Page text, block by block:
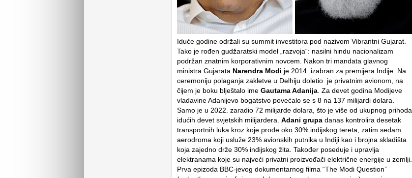
Iduće godine održali su summit investitora pod nazivom Vibrantni Gujarat.
Tako je rođen gudžaratski model „razvoja“: nasilni hindu nacionalizam
podržan znatnim korporativnim novcem. Nakon tri mandata glavnog
ministra Gujarata Narendra Modi je 2014. izabran za premijera Indije. Na
ceremoniju polaganja zakletve u Delhiju doletio je privatnim avionom, na
čijem je boku blještalo ime Gautama Adanija . Za devet godina Modijeve
vladavine Adanijevo bogatstvo povećalo se s 8 na 137 milijardi dolara.
Samo je u 2022. zaradio 72 milijarde dolara, što je više od ukupnog prihoda
idućih devet svjetskih milijardera. Adani grupa danas kontrolira desetak
transportnih luka kroz koje prođe oko 30% indijskog tereta, zatim sedam
aerodroma koji usluže 23% avionskih putnika u Indiji kao i brojna skladišta
koja zajedno drže 30% indijskog žita. Također poseduje i upravlja
elektranama koje su najveći privatni proizvođači električne energije u zemlji.
Prva epizoda BBC-jevog dokumentarnog filma “The Modi Question”